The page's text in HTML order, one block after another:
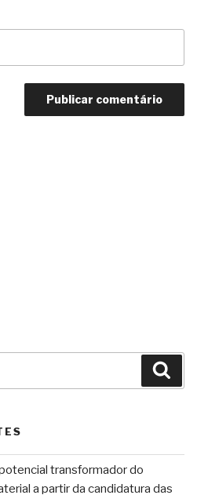
transformador do
a partir da candidatura das